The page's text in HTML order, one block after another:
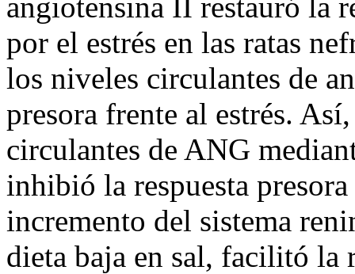
por el estrés en las ratas
los niveles circulantes de
presora frente al estrés.
circulantes de ANG
inhibió la respuesta
incremento del sistema
dieta baja en sal, facilitó la